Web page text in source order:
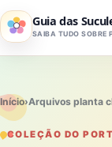
Pular para o
Guia das
Início›Arquivos planta
COLEÇÃO DO